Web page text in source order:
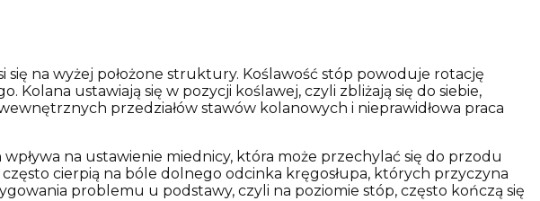
na wyżej położone struktury. Koślawość stóp powoduje rotację
ustawiają się w pozycji koślawej, czyli zbliżają się do siebie,
przedziałów stawów kolanowych i nieprawidłowa praca
na ustawienie miednicy, która może przechylać się do przodu
cierpią na bóle dolnego odcinka kręgosłupa, których przyczyna
problemu u podstawy, czyli na poziomie stóp, często kończą się